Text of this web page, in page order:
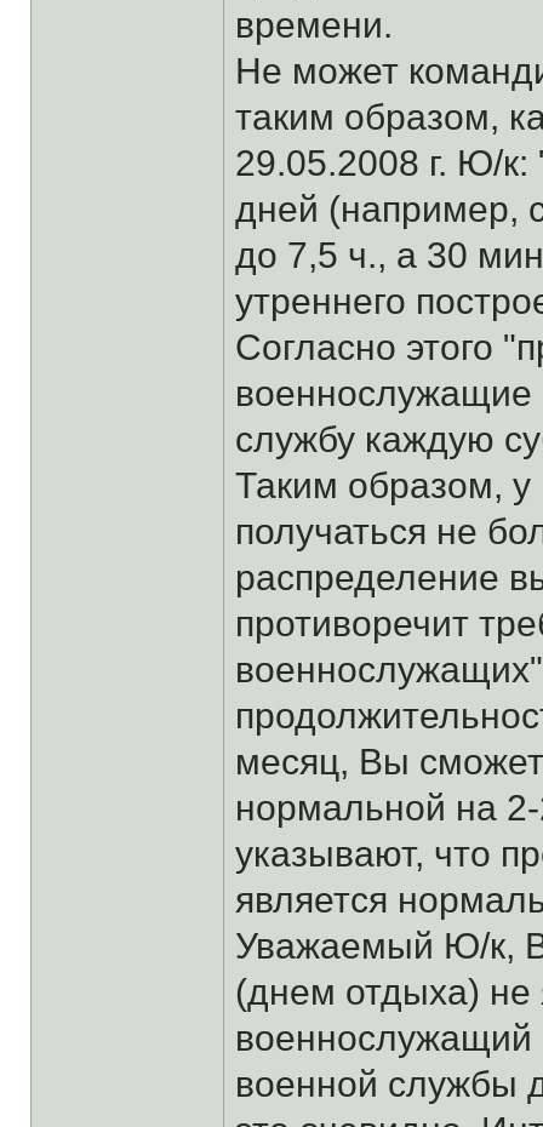
времени.
Не может
таким образом,
29.05.2008 г. Ю/к:
дней (например,
до 7,5 ч., а 30
утреннего
Согласно этого
военнослужащие
службу каждую
Таким образом,
получаться не
распределение
противоречит
месяц, Вы
нормальной на
указывают, что
является
Уважаемый Ю/к,
(днем отдыха) не
военнослужащий
военной службы